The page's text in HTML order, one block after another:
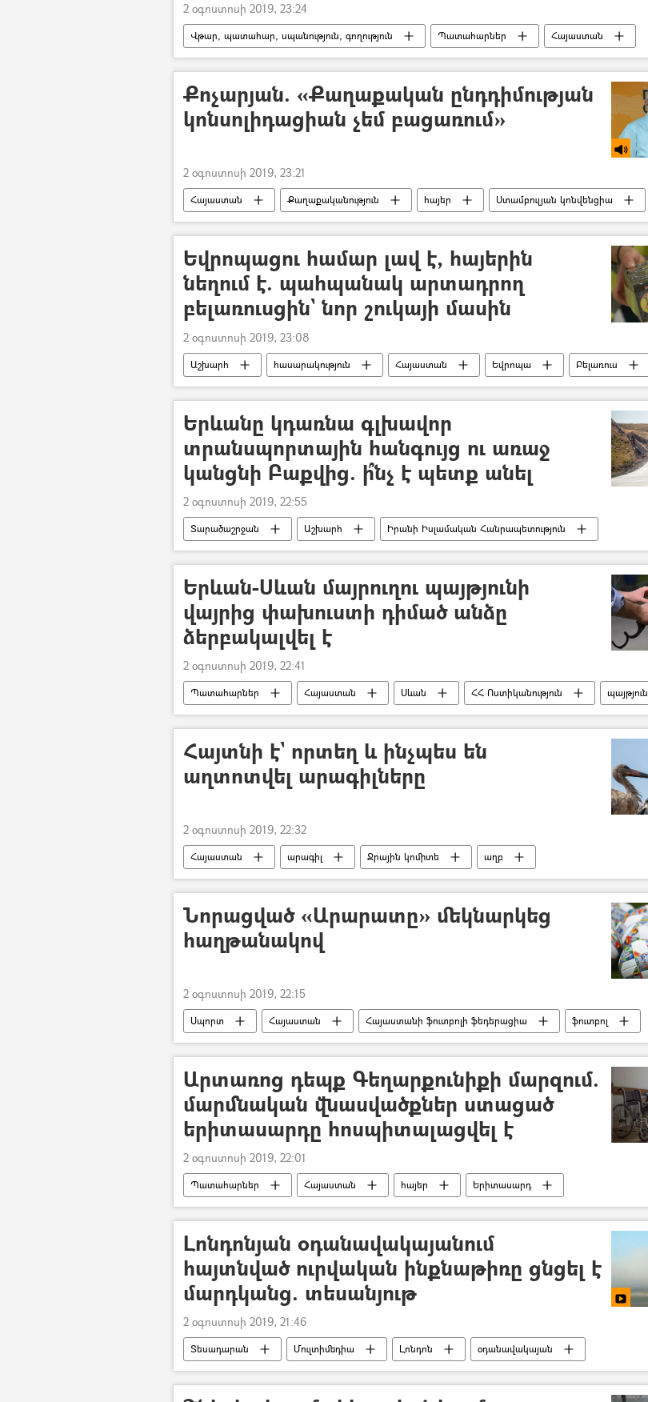
2 օգոստոսի 2019, 23:24
Վթար, պատահար, սպանություն, գողություն Պատահարներ
Հայաստան
Վրաերթ
Մահ Դժբախտ պատահար Զոհ
ավտոմեքենա
վարորդ
Քոչարյան. «Քաղաքական ընդդիմության
կոնսոլիդացիան չեմ բացառում»
2 օգոստոսի 2019, 23:21
Հայաստան Քաղաքականություն հայեր
Ստամբուլյան կոնվենցիա
քաղտեխնոլոգ
ընդդիմություն
Եվրոպացու համար լավ է, հայերին
նեղում է. պահպանակ արտադրող
բելառուսցին` նոր շուկայի մասին
2 օգոստոսի 2019, 23:08
Աշխարհ հասարակություն Հայաստան Եվրոպա
Բելառուս
պահպանակ
Երևանը կդառնա գլխավոր
տրանսպորտային հանգույց ու առաջ
կանցնի Բաքվից. ի՞նչ է պետք անել
2 օգոստոսի 2019, 22:55
Տարածաշրջան Աշխարհ
Իրանի Իսլամական Հանրապետություն
Վրաստանի Հանրապետություն
«Հյուսիս–հարավ» ավտոճանապարհ
Ադրբեջան
Բաքու
Երևան
Երևան-Սևան մայրուղու պայթյունի
վայրից փախուստի դիմած անձը
ձերբակալվել է
2 օգոստոսի 2019, 22:41
Պատահարներ Հայաստան Սևան ՀՀ Ոստիկանություն
պայթյուն
ավտոմեքենա
Հայտնի է` որտեղ և ինչպես են
աղտոտվել արագիլները
2 օգոստոսի 2019, 22:32
Հայաստան արագիլ Ջրային կոմիտե աղբ
Նորացված «Արարատը» մեկնարկեց
հաղթանակով
2 օգոստոսի 2019, 22:15
Սպորտ Հայաստան Հայաստանի ֆուտբոլի ֆեդերացիա
ֆուտբոլ
«Երևան» ֆուտբոլային ակումբ
«Արարատ» ֆուտբոլային ակումբ
Արտառոց դեպք Գեղարքունիքի մարզում.
մարմնական վնասվածքներ ստացած
երիտասարդը հոսպիտալացվել է
2 օգոստոսի 2019, 22:01
Պատահարներ Հայաստան հայեր
Երիտասարդ
Գեղարքունիքի մարզ
Սևան
Լոնդոնյան օդանավակայանում
հայտնված ուրվական ինքնաթիռը ցնցել է
մարդկանց. տեսանյութ
2 օգոստոսի 2019, 21:46
Տեսադարան Մուլտիմեդիա Լոնդոն
օդանավակայան
զվարճալի տեսանյութ
համացանց